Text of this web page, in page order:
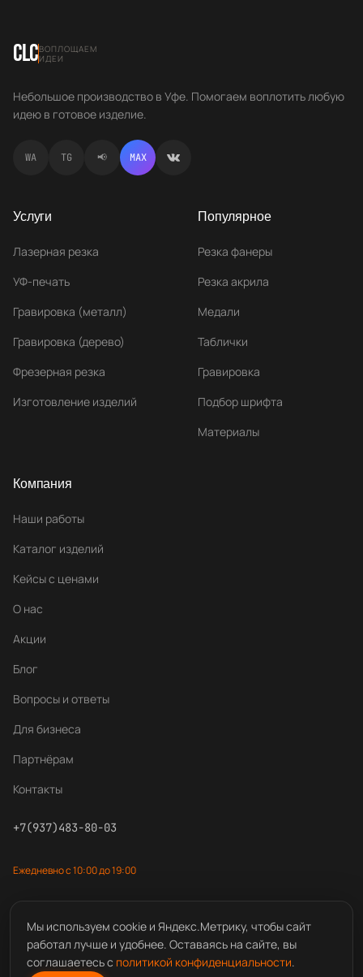
CLCВОПЛОЩАЕМ
ИДЕИ
Небольшое производство в Уфе. Помогаем воплотить любую
идею в готовое изделие.
WA TG 📢 MAX
Услуги
Лазерная резка
УФ-печать
Гравировка (металл)
Гравировка (дерево)
Фрезерная резка
Изготовление изделий
Популярное
Резка фанеры
Резка акрила
Медали
Таблички
Гравировка
Подбор шрифта
Материалы
Компания
Наши работы
Каталог изделий
Кейсы с ценами
О нас
Акции
Блог
Вопросы и ответы
Для бизнеса
Партнёрам
Контакты
+7(937)483-80-03
Ежедневно с 10:00 до 19:00
© 2025 Центр лазерной резки
Политика конфиденциальности
Мы используем cookie и Яндекс.Метрику, чтобы сайт
работал лучше и удобнее. Оставаясь на сайте, вы
соглашаетесь с политикой конфиденциальности.